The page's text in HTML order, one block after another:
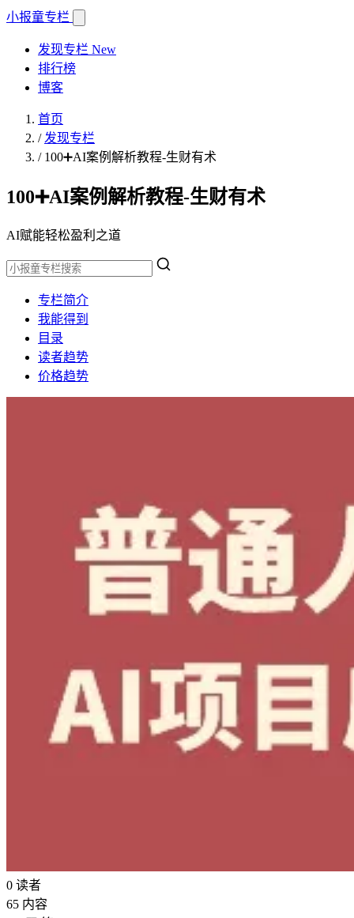
小报童专栏
发现专栏 New
排行榜
博客
首页
/ 发现专栏
/ 100➕AI案例解析教程-生财有术
100➕AI案例解析教程-生财有术
AI赋能轻松盈利之道
专栏简介
我能得到
目录
读者趋势
价格趋势
0 读者
65 内容